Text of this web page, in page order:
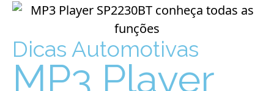
Dicas Automotivas
MP3 Player